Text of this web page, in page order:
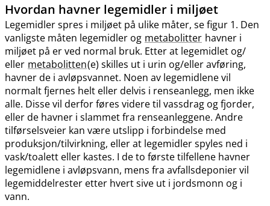
Hvordan havner legemidler i miljøet
Legemidler spres i miljøet på ulike måter, se figur 1. Den
vanligste måten legemidler og metabolitter havner i
miljøet på er ved normal bruk. Etter at legemidlet og​/​
eller metabolitten(e) skilles ut i urin og​/​eller avføring,
havner de i avløpsvannet. Noen av legemidlene vil
normalt fjernes helt eller delvis i renseanlegg, men ikke
alle. Disse vil derfor føres videre til vassdrag og fjorder,
eller de havner i slammet fra renseanleggene. Andre
tilførselsveier kan være utslipp i forbindelse med
produksjon​/​tilvirkning, eller at legemidler spyles ned i
vask​/​toalett eller kastes. I de to første tilfellene havner
legemidlene i avløpsvann, mens fra avfallsdeponier vil
legemiddelrester etter hvert sive ut i jordsmonn og i
vann.